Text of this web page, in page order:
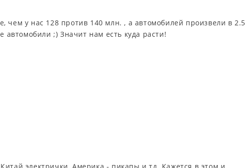
чем у нас 128 против 140 млн. , а автомобилей произвели в 2.5
автомобили ;) Значит нам есть куда расти!